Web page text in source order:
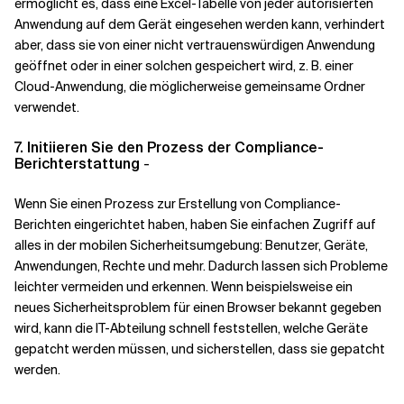
ermöglicht es, dass eine Excel-Tabelle von jeder autorisierten
Anwendung auf dem Gerät eingesehen werden kann, verhindert
aber, dass sie von einer nicht vertrauenswürdigen Anwendung
geöffnet oder in einer solchen gespeichert wird, z. B. einer
Cloud-Anwendung, die möglicherweise gemeinsame Ordner
verwendet.
7. Initiieren Sie den Prozess der Compliance-
Berichterstattung -
Wenn Sie einen Prozess zur Erstellung von Compliance-
Berichten eingerichtet haben, haben Sie einfachen Zugriff auf
alles in der mobilen Sicherheitsumgebung: Benutzer, Geräte,
Anwendungen, Rechte und mehr. Dadurch lassen sich Probleme
leichter vermeiden und erkennen. Wenn beispielsweise ein
neues Sicherheitsproblem für einen Browser bekannt gegeben
wird, kann die IT-Abteilung schnell feststellen, welche Geräte
gepatcht werden müssen, und sicherstellen, dass sie gepatcht
werden.